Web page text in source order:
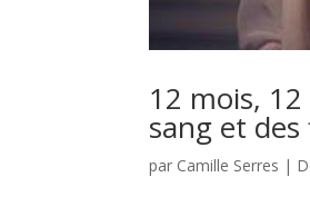
12 mois,
sang et
par Camille Serres |